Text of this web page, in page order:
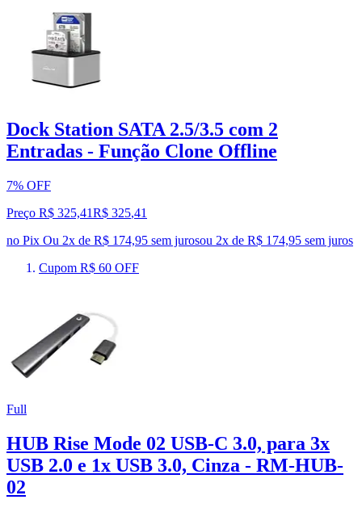
Dock Station SATA 2.5/3.5 com 2
Entradas - Função Clone Offline
7% OFF
Preço R$ 325,41R$ 325,41
no Pix Ou 2x de R$ 174,95 sem jurosou 2x de R$ 174,95 sem juros
Cupom R$ 60 OFF
Full
HUB Rise Mode 02 USB-C 3.0, para 3x
USB 2.0 e 1x USB 3.0, Cinza - RM-HUB-
02